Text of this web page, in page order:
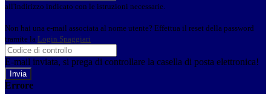
all'indirizzo indicato con le istruzioni necessarie.
Non hai una e-mail associata al nome utente? Effettua il reset della password
tramite la Login Spaggiari
E-mail inviata, si prega di controllare la casella di posta elettronica!
Errore